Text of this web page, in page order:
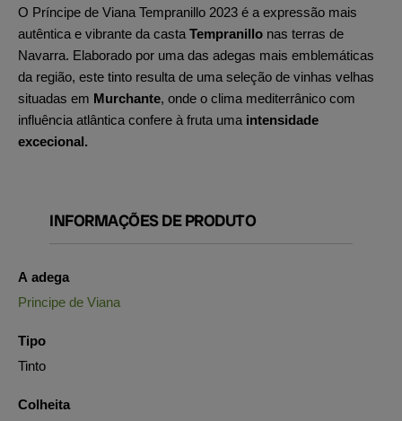
O Príncipe de Viana Tempranillo 2023 é a expressão mais
autêntica e vibrante da casta Tempranillo nas terras de
Navarra. Elaborado por uma das adegas mais emblemáticas
da região, este tinto resulta de uma seleção de vinhas velhas
situadas em Murchante, onde o clima mediterrânico com
influência atlântica confere à fruta uma intensidade
excecional.
INFORMAÇÕES DE PRODUTO
A adega
Principe de Viana
Tipo
Tinto
Colheita